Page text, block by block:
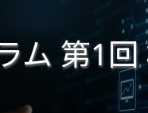
ム 第1